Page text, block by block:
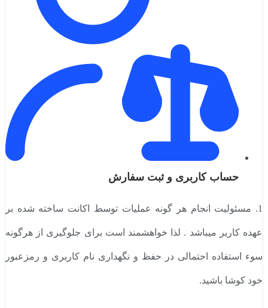
حساب کاربری و ثبت سفارش
1. مسئولیت انجام هر گونه عملیات توسط اکانت ساخته شده بر
عهده کاربر میباشد . لذا خواهشمند است برای جلوگیری از هرگونه
سوء استفاده احتمالی در حفظ و نگهداری نام کاربری و رمزعبور
خود کوشا باشید.